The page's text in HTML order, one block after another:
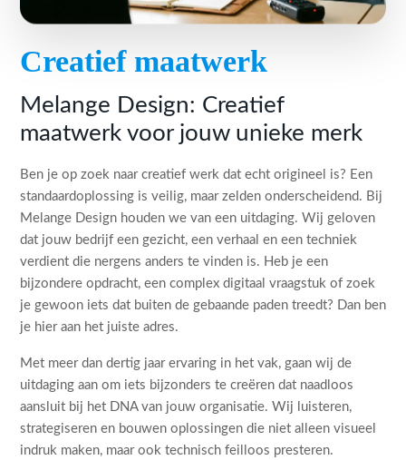
Creatief maatwerk
Melange Design: Creatief
maatwerk voor jouw unieke merk
Ben je op zoek naar creatief werk dat echt origineel is? Een
standaardoplossing is veilig, maar zelden onderscheidend. Bij
Melange Design houden we van een uitdaging. Wij geloven
dat jouw bedrijf een gezicht, een verhaal en een techniek
verdient die nergens anders te vinden is. Heb je een
bijzondere opdracht, een complex digitaal vraagstuk of zoek
je gewoon iets dat buiten de gebaande paden treedt? Dan ben
je hier aan het juiste adres.
Met meer dan dertig jaar ervaring in het vak, gaan wij de
uitdaging aan om iets bijzonders te creëren dat naadloos
aansluit bij het DNA van jouw organisatie. Wij luisteren,
strategiseren en bouwen oplossingen die niet alleen visueel
indruk maken, maar ook technisch feilloos presteren.